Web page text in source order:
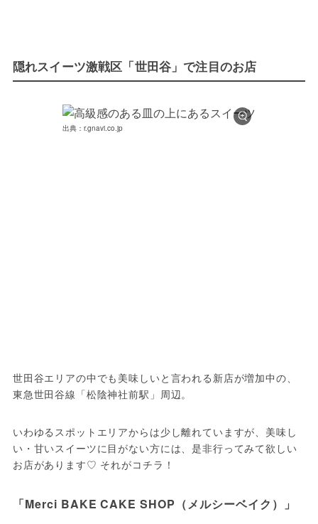
隠れスイーツ激戦区「世田谷」で注目のお店
出典：r.gnavi.co.jp
世田谷エリアの中でも美味しいと言われる新店が増加中の、
東急世田谷線「松陰神社前駅」周辺。
いわゆるスポットエリアからは少し離れていますが、美味し
い・甘いスイーツに目がない方には、是非行ってみて欲しい
お店があります♡ それがコチラ！
「Merci BAKE CAKE SHOP（メルシーベイク）」